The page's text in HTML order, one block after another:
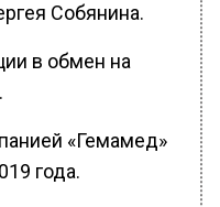
Собянина.
в обмен на
«Гемамед»
года.